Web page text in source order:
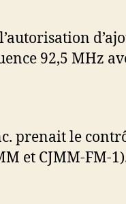
92,5 MHz
prenait le
et CJMM-FM-